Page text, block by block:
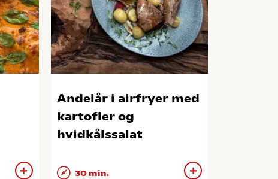
Andelår i airfryer med
kartofler og
hvidkålssalat
30 min.